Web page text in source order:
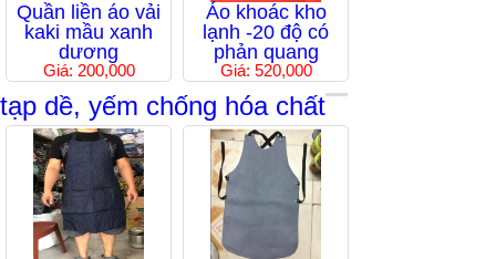
Quần liền áo vải
kaki mầu xanh
dương
Giá: 200,000
Áo khoác kho
lạnh -20 độ có
phản quang
Giá: 520,000
tạp dề, yếm chống hóa chất